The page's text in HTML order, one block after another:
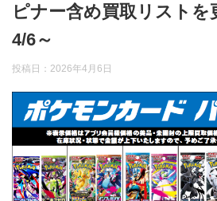
ピナー含め買取リストを
4/6～
投稿日： 2026年4月6日